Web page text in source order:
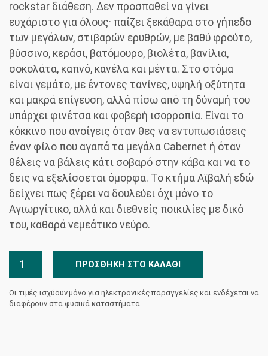
rockstar διάθεση. Δεν προσπαθεί να γίνει
ευχάριστο για όλους· παίζει ξεκάθαρα στο γήπεδο
των μεγάλων, στιβαρών ερυθρών, με βαθύ φρούτο,
βύσσινο, κεράσι, βατόμουρο, βιολέτα, βανίλια,
σοκολάτα, καπνό, κανέλα και μέντα. Στο στόμα
είναι γεμάτο, με έντονες τανίνες, υψηλή οξύτητα
και μακρά επίγευση, αλλά πίσω από τη δύναμή του
υπάρχει φινέτσα και φοβερή ισορροπία. Είναι το
κόκκινο που ανοίγεις όταν θες να εντυπωσιάσεις
έναν φίλο που αγαπά τα μεγάλα Cabernet ή όταν
θέλεις να βάλεις κάτι σοβαρό στην κάβα και να το
δεις να εξελίσσεται όμορφα. Το κτήμα Αϊβαλή εδώ
δείχνει πως ξέρει να δουλεύει όχι μόνο το
Αγιωργίτικο, αλλά και διεθνείς ποικιλίες με δικό
του, καθαρά νεμεάτικο νεύρο.
Wild
Κτήμα
Αϊβαλή
ΠΡΟΣΘΉΚΗ ΣΤΟ ΚΑΛΆΘΙ
Οι τιμές ισχύουν μόνο για ηλεκτρονικές παραγγελίες και ενδέχεται να
διαφέρουν στα φυσικά καταστήματα.